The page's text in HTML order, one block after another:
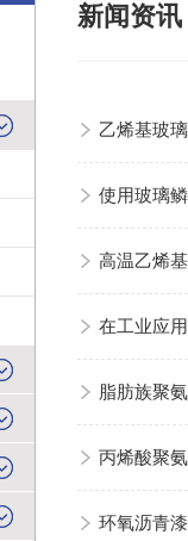
新闻资讯
乙烯基玻
使用玻璃
高温乙烯
在工业应
脂肪族聚
丙烯酸聚
环氧沥青